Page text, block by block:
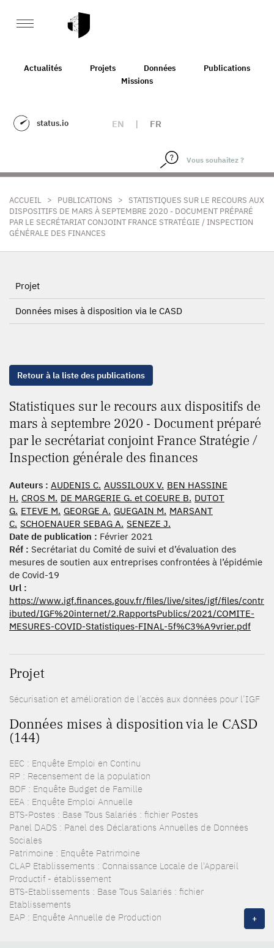
Actualités Projets Données
Publications
Missions
status.io EN | FR
ACCUEIL > PUBLICATIONS > STATISTIQUES SUR LE RECOURS AUX
DISPOSITIFS DE MARS À SEPTEMBRE 2020 - DOCUMENT PRÉPARÉ
PAR LE SECRÉTARIAT CONJOINT FRANCE STRATÉGIE / INSPECTION
GÉNÉRALE DES FINANCES
Projet
Données mises à disposition via le CASD
Retour à la liste des publications
Statistiques sur le recours aux dispositifs de
mars à septembre 2020 - Document préparé
par le secrétariat conjoint France Stratégie /
Inspection générale des finances
Auteurs : AUDENIS C. AUSSILOUX V. BEN HASSINE
H. CROS M. DE MARGERIE G. et COEURE B. DUTOT
G. ETEVE M. GEORGE A. GUEGAIN M. MARSANT
C. SCHOENAUER SEBAG A. SENEZE J.
Date de publication : Février 2021
Réf : Secrétariat du Comité de suivi et d’évaluation des
mesures de soutien aux entreprises confrontées à l’épidémie
de Covid-19
Url :
https://www.igf.finances.gouv.fr/files/live/sites/igf/files/contr
ibuted/IGF%20internet/2.RapportsPublics/2021/COMITE-
MESURES-COVID-Statistiques-FINAL-5f%C3%A9vrier.pdf
Projet
Sécurisation et amélioration de l’accès aux données pour l’IGF
Données mises à disposition via le CASD
(144)
EEC : Enquête Emploi en Continu
RP : Recensement de la population
BDF : Enquête Budget de Famille
EEA : Enquête Emploi Annuelle
BTS-Postes : Base Tous Salariés : fichier Postes
Panel DADS : Panel des Déclarations Annuelles de Données
Sociales
Patrimoine : Enquête Patrimoine
CLAP Etablissements : Connaissance Locale de l'Appareil
Productif - établissement
BTS-Etablissements : Base Tous Salariés : fichier
Etablissements
EAP : Enquête Annuelle de Production
+